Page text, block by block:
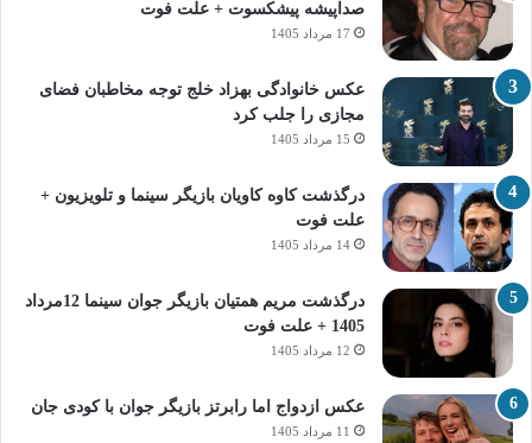
صداپیشه پیشکسوت + علت فوت
17 مرداد 1405
عکس خانوادگی بهزاد خلج توجه مخاطبان فضای
مجازی را جلب کرد
15 مرداد 1405
درگذشت کاوه کاویان بازیگر سینما و تلویزیون +
علت فوت
14 مرداد 1405
درگذشت مریم همتیان بازیگر جوان سینما 12مرداد
1405 + علت فوت
12 مرداد 1405
عکس ازدواج اما رابرتز بازیگر جوان با کودی جان
11 مرداد 1405